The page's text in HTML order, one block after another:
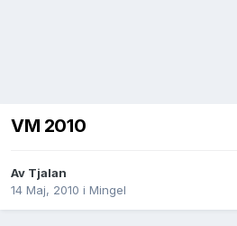
VM 2010
Av Tjalan
14 Maj, 2010 i Mingel